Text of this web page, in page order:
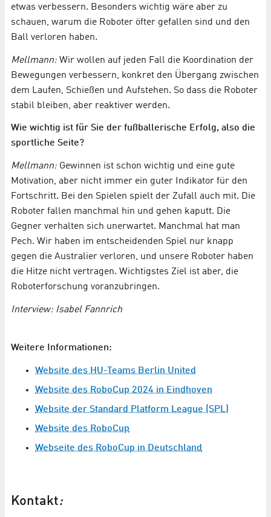
etwas verbessern. Besonders wichtig wäre aber zu
schauen, warum die Roboter öfter gefallen sind und den
Ball verloren haben.
Mellmann: Wir wollen auf jeden Fall die Koordination der
Bewegungen verbessern, konkret den Übergang zwischen
dem Laufen, Schießen und Aufstehen. So dass die Roboter
stabil bleiben, aber reaktiver werden.
Wie wichtig ist für Sie der fußballerische Erfolg, also die
sportliche Seite?
Mellmann: Gewinnen ist schon wichtig und eine gute
Motivation, aber nicht immer ein guter Indikator für den
Fortschritt. Bei den Spielen spielt der Zufall auch mit. Die
Roboter fallen manchmal hin und gehen kaputt. Die
Gegner verhalten sich unerwartet. Manchmal hat man
Pech. Wir haben im entscheidenden Spiel nur knapp
gegen die Australier verloren, und unsere Roboter haben
die Hitze nicht vertragen. Wichtigstes Ziel ist aber, die
Roboterforschung voranzubringen.
Interview: Isabel Fannrich
Weitere Informationen:
Website des HU-Teams Berlin United
Website des RoboCup 2024 in Eindhoven
Website der Standard Platform League (SPL)
Website des RoboCup
Webseite des RoboCup in Deutschland
Kontakt: